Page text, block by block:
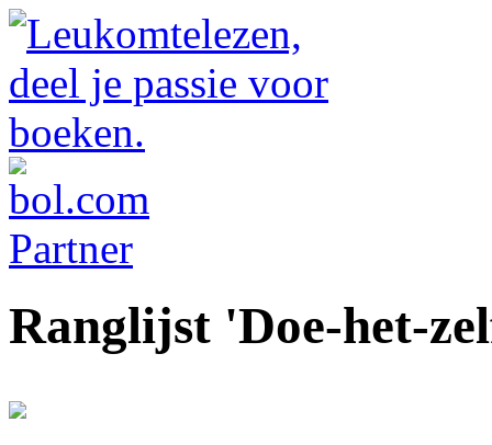
Ranglijst 'Doe-het-